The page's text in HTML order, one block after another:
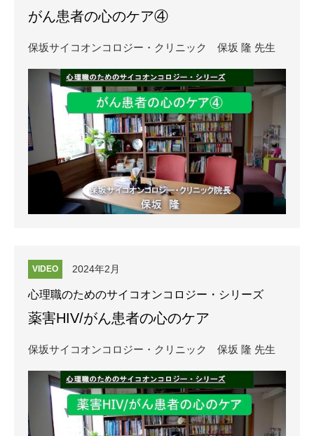
がん患者の心のケア④
保坂サイコオンコロジー・クリニック 保坂 隆 先生
VIDEO 2024年2月
心理職のためのサイコオンコロジー・シリーズ
薬害HIV/がん患者の心のケア
保坂サイコオンコロジー・クリニック 保坂 隆 先生